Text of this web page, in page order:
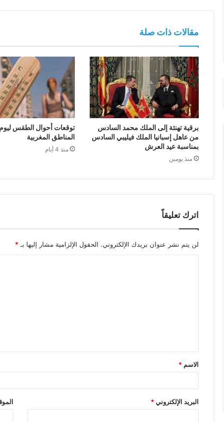
مقالات ذات صلة
برقية تهنئة إلى الملك محمد السادس
من عاهل إسبانيا الملك فيليبي السادس
بمناسبة عيد العرش
منذ يومين
توقعات أحوال الطقس ليوم
المناطق المغربية
منذ 4 أيام
اترك تعليقاً
لن يتم نشر عنوان بريدك الإلكتروني. الحقول الإلزامية مشار إليها بـ*
ق
*
الاسم *
البريد الإلكتروني*